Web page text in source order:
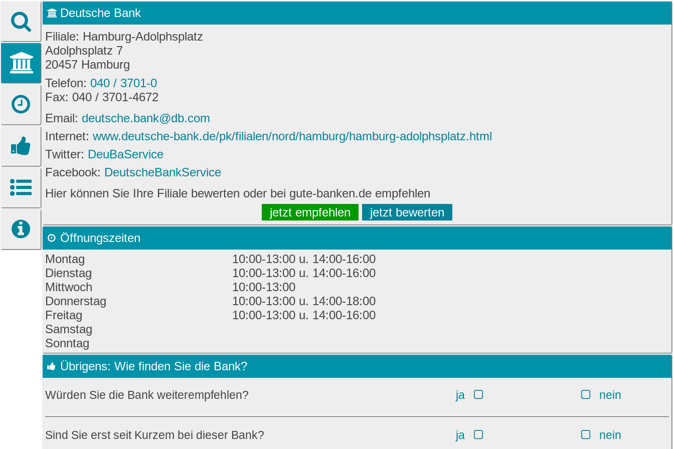
Deutsche Bank
Filiale: Hamburg-Adolphsplatz
Adolphsplatz 7
20457 Hamburg
Telefon: 040 / 3701-0
Fax: 040 / 3701-4672
Email: deutsche.bank@db.com
Internet: www.deutsche-bank.de/pk/filialen/nord/hamburg/hamburg-adolphsplatz.html
Twitter: DeuBaService
Facebook: DeutscheBankService
Hier können Sie Ihre Filiale bewerten oder bei gute-banken.de empfehlen
jetzt empfehlen
jetzt bewerten
Öffnungszeiten
Montag
10:00-13:00 u. 14:00-16:00
Dienstag
10:00-13:00 u. 14:00-16:00
Mittwoch
10:00-13:00
Donnerstag
10:00-13:00 u. 14:00-18:00
Freitag
10:00-13:00 u. 14:00-16:00
Samstag
Sonntag
Übrigens: Wie finden Sie die Bank?
Würden Sie die Bank weiterempfehlen? ja nein
Sind Sie erst seit Kurzem bei dieser Bank? ja nein